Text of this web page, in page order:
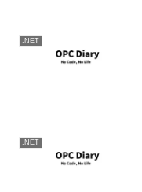
.NET
.NET